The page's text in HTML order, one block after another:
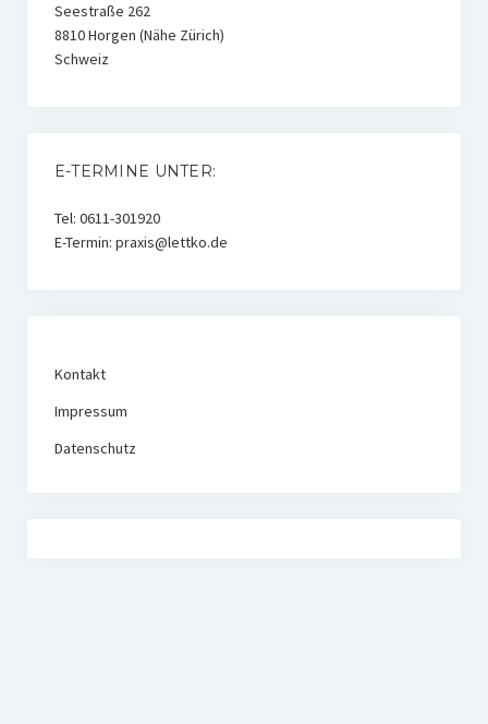
Seestraße 262
8810 Horgen (Nähe Zürich)
Schweiz
E-TERMINE UNTER:
Tel: 0611-301920
E-Termin: praxis@lettko.de
Kontakt
Impressum
Datenschutz